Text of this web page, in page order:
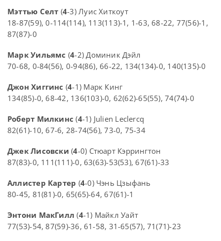
Мэттью Селт (4-3) Луис Хиткоут
18-87(59), 0-114(114), 113(113)-1, 1-63, 68-22, 77(56)-1,
87(87)-0
Марк Уильямс (4-2) Доминик Дэйл
70-68, 0-84(56), 0-94(86), 66-22, 134(134)-0, 140(135)-0
Джон Хиггинс (4-1) Марк Кинг
134(85)-0, 68-42, 136(103)-0, 62(62)-65(55), 74(74)-0
Роберт Милкинс (4-1) Julien Leclercq
82(61)-10, 67-6, 28-74(56), 73-0, 75-34
Джек Лисовски (4-0) Стюарт Кэррингтон
87(83)-0, 111(111)-0, 63(63)-53(53), 67(61)-33
Аллистер Картер (4-0) Чэнь Цзыфань
80-45, 81(81)-0, 65(65)-64, 67(61)-1
Энтони МакГилл (4-1) Майкл Уайт
77(53)-54, 87(59)-36, 61-58, 31-65(57), 71(71)-23